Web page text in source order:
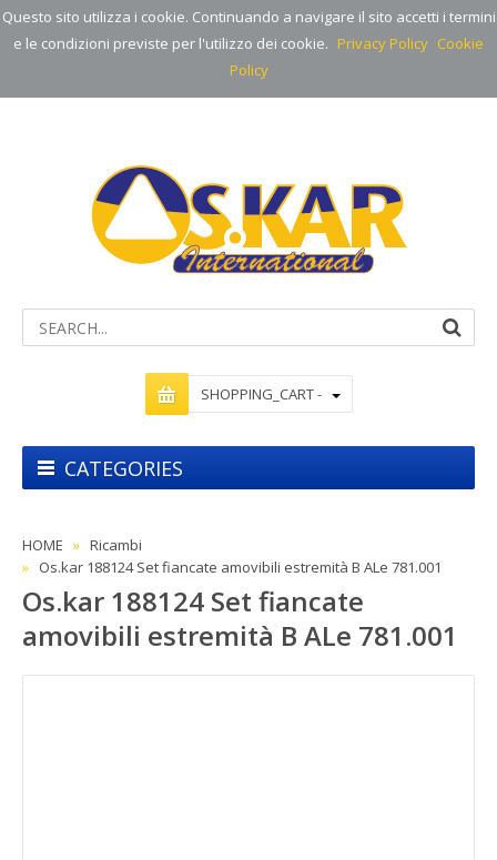
Questo sito utilizza i cookie. Continuando a navigare il sito accetti i termini
e le condizioni previste per l'utilizzo dei cookie. Privacy Policy Cookie
Policy
SHOPPING_CART -
CATEGORIES
HOME
Ricambi
Os.kar 188124 Set fiancate amovibili estremità B ALe 781.001
Os.kar 188124 Set fiancate
amovibili estremità B ALe 781.001